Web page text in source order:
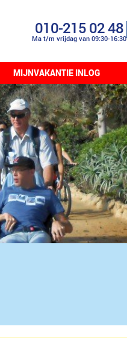
010-215 02 48
Ma t/m vrijdag van 09:30-16:30
MIJNVAKANTIE INLOG